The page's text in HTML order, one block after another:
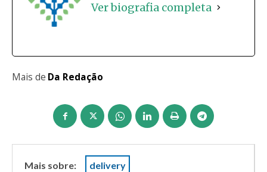
Ver biografia completa
Mais de Da Redação
Mais sobre: delivery